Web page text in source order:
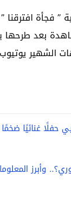
” فجأة
الف مشاهدة بعد
الشهير
حفلًا غنائيًا
وأبرز